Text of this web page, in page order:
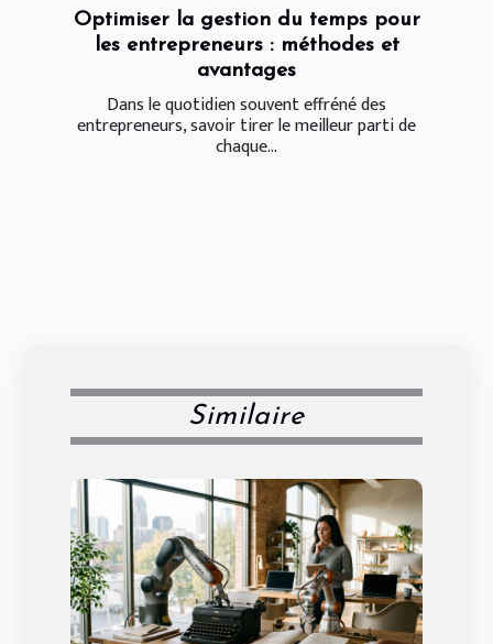
Optimiser la gestion du temps pour
les entrepreneurs : méthodes et
avantages
Dans le quotidien souvent effréné des
entrepreneurs, savoir tirer le meilleur parti de
chaque...
Similaire